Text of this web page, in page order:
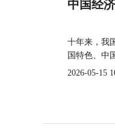
中国经
十年来，我
国特色、中
2026-05-15